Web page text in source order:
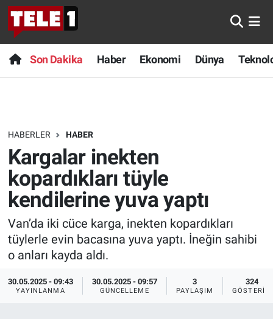
Son Dakika Haber Ekonomi Dünya
HABERLER HABER
Kargalar inekten
kopardıkları tüyle
kendilerine yuva yaptı
Van’da iki cüce karga, inekten kopardıkları
tüylerle evin bacasına yuva yaptı. İneğin sahibi
o anları kayda aldı.
30.05.2025 - 09:43
YAYINLANMA
30.05.2025 - 09:57
GÜNCELLEME
3
PAYLAŞIM
324
GÖSTERIM
Anında Manşet
Başka Sohbetler
Bilim turu
Bilim ve Teknoloji Evreni
Doğa Konuşuyor
Dünya
Ege Saati
Ege'den Esintiler
Son Dakika
Haber
Dünya
Teknoloji
Sağlık
Spor
Yayın Akışı
İletişim
Nöbetçi Eczaneler
Hava Durumu
Trafik Durumu
Süper Lig Puan Durumu ve Fikstür
Tüm Manşetler
Son Dakika Haberleri
Haber Arşivi